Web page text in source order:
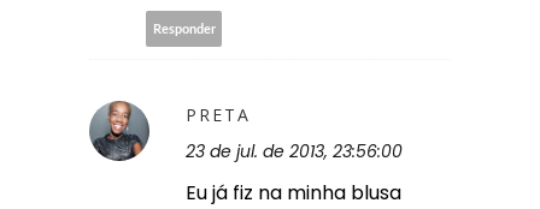
Responder
PRETA
23 de jul. de 2013, 23:56:00
Eu já fiz na minha blusa